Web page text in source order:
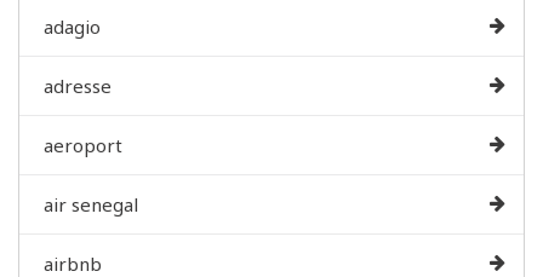
adagio
adresse
aeroport
air senegal
airbnb